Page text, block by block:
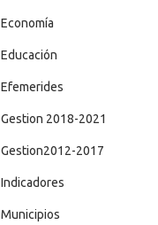
Economía
Educación
Efemerides
Gestion 2018-2021
Gestion2012-2017
Indicadores
Municipios